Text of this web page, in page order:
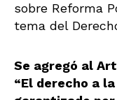
sobre Reforma
tema del
Se agregó al
“El derecho a